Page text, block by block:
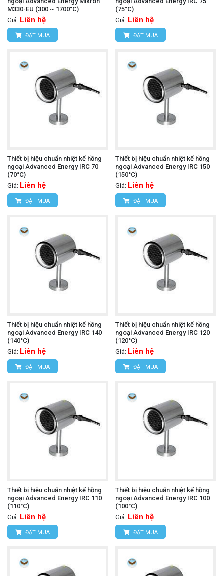
M330-EU (300 ~ 1700°C)
Giá: Liên hệ
ĐẶT MUA
(75°C)
Giá: Liên hệ
ĐẶT MUA
Thiết bị hiệu chuẩn nhiệt kế hồng
ngoại Advanced Energy IRC 70
(70°C)
Giá: Liên hệ
ĐẶT MUA
Thiết bị hiệu chuẩn nhiệt kế hồng
ngoại Advanced Energy IRC 150
(150°C)
Giá: Liên hệ
ĐẶT MUA
Thiết bị hiệu chuẩn nhiệt kế hồng
ngoại Advanced Energy IRC 140
(140°C)
Giá: Liên hệ
ĐẶT MUA
Thiết bị hiệu chuẩn nhiệt kế hồng
ngoại Advanced Energy IRC 120
(120°C)
Giá: Liên hệ
ĐẶT MUA
Thiết bị hiệu chuẩn nhiệt kế hồng
ngoại Advanced Energy IRC 110
(110°C)
Giá: Liên hệ
ĐẶT MUA
Thiết bị hiệu chuẩn nhiệt kế hồng
ngoại Advanced Energy IRC 100
(100°C)
Giá: Liên hệ
ĐẶT MUA